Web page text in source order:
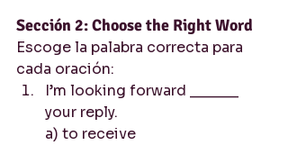
Sección 2: Choose the Right Word
Escoge la palabra correcta para
cada oración:
I’m looking forward ______
your reply.
a) to receive